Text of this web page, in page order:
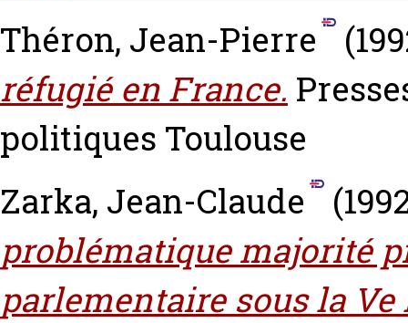
Théron, Jean-Pierre
réfugié en France.
politiques Toulouse
Zarka, Jean-Claude
problématique majorité
parlementaire sous la Ve